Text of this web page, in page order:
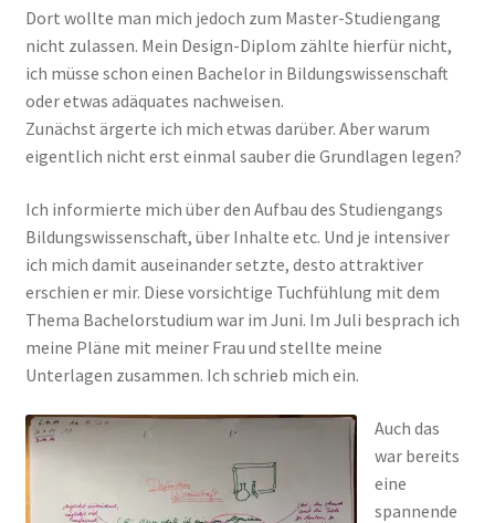
Dort wollte man mich jedoch zum Master-Studiengang
nicht zulassen. Mein Design-Diplom zählte hierfür nicht,
ich müsse schon einen Bachelor in Bildungswissenschaft
oder etwas adäquates nachweisen.
Zunächst ärgerte ich mich etwas darüber. Aber warum
eigentlich nicht erst einmal sauber die Grundlagen legen?
Ich informierte mich über den Aufbau des Studiengangs
Bildungswissenschaft, über Inhalte etc. Und je intensiver
ich mich damit auseinander setzte, desto attraktiver
erschien er mir. Diese vorsichtige Tuchfühlung mit dem
Thema Bachelorstudium war im Juni. Im Juli besprach ich
meine Pläne mit meiner Frau und stellte meine
Unterlagen zusammen. Ich schrieb mich ein.
Auch das
war bereits
eine
spannende